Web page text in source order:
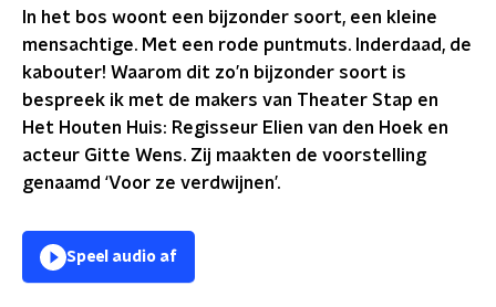
In het bos woont een bijzonder soort, een kleine
mensachtige. Met een rode puntmuts. Inderdaad, de
kabouter! Waarom dit zo’n bijzonder soort is
bespreek ik met de makers van Theater Stap en
Het Houten Huis: Regisseur Elien van den Hoek en
acteur Gitte Wens. Zij maakten de voorstelling
genaamd ‘Voor ze verdwijnen’.
Speel audio af